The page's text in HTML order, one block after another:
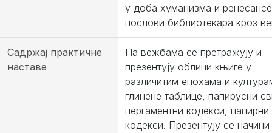
у доба хуманизма и
послови библиотекара кроз
Садржај практичне
наставе
На вежбама се претражују и
презентују облици књиге у
различитим епохама и
глинене таблице, папирусни
пергаментни кодекси, папирни
кодекси. Презентују се начини